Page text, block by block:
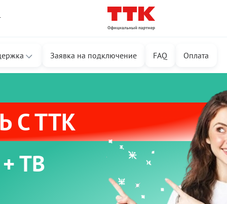
Заявка на подключение FAQ Оплата
С ТТК
ТВ